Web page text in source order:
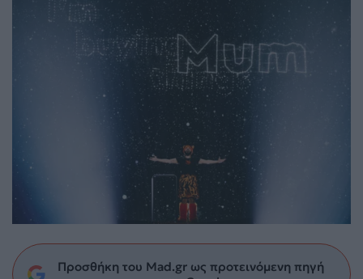
Προσθήκη του Mad.gr ως προτεινόμενη πηγή